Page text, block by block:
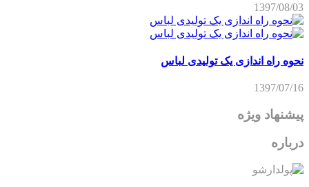
1397/08/03
نحوه راه اندازی یک تولیدی لباس
1397/07/16
پیشنهاد ویژه
درباره